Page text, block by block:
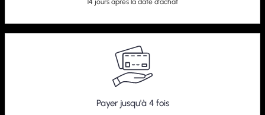
14 jours après la date d'achat
Payer jusqu'à 4 fois